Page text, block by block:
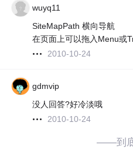
wuyq11
SiteMapPath 横向导航
在页面上可以拖入Menu或
2010-10-24
gdmvip
没人回答?好冷淡哦
2010-10-24
——到